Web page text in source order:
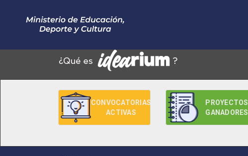
CONVOCATORIAS
ACTIVAS
PROYECTOS
GANADORES